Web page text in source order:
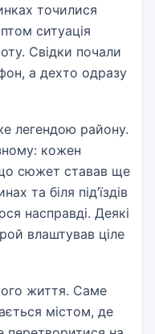
точилися
ситуація
Свідки почали
а дехто одразу
легендою району.
кожен
сюжет ставав ще
та біля під’їздів
насправді. Деякі
влаштував ціле
життя. Саме
містом, де